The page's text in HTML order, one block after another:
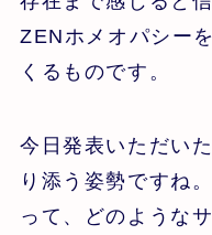
ZENホメオパシー
くるものです。
今日発表いただい
り添う姿勢ですね
って、どのような